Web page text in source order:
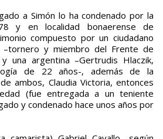
a Simón lo ha condenado por la
y en localidad bonaerense de
compuesto por un ciudadano
–tornero y miembro del Frente de
una argentina –Gertrudis Hlaczik,
de 22 años-, además de la
ambos, Claudia Victoria, entonces
(fue entregada a un teniente
y condenado hace unos años por